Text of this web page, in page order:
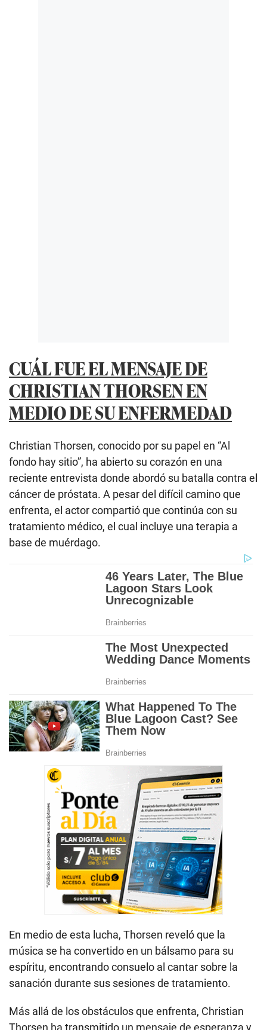
CUÁL FUE EL MENSAJE DE
CHRISTIAN THORSEN EN
MEDIO DE SU ENFERMEDAD
Christian Thorsen, conocido por su papel en “Al
fondo hay sitio”, ha abierto su corazón en una
reciente entrevista donde abordó su batalla contra el
cáncer de próstata. A pesar del difícil camino que
enfrenta, el actor compartió que continúa con su
tratamiento médico, el cual incluye una terapia a
base de muérdago.
En medio de esta lucha, Thorsen reveló que la
música se ha convertido en un bálsamo para su
espíritu, encontrando consuelo al cantar sobre la
sanación durante sus sesiones de tratamiento.
Más allá de los obstáculos que enfrenta, Christian
Thorsen ha transmitido un mensaje de esperanza y